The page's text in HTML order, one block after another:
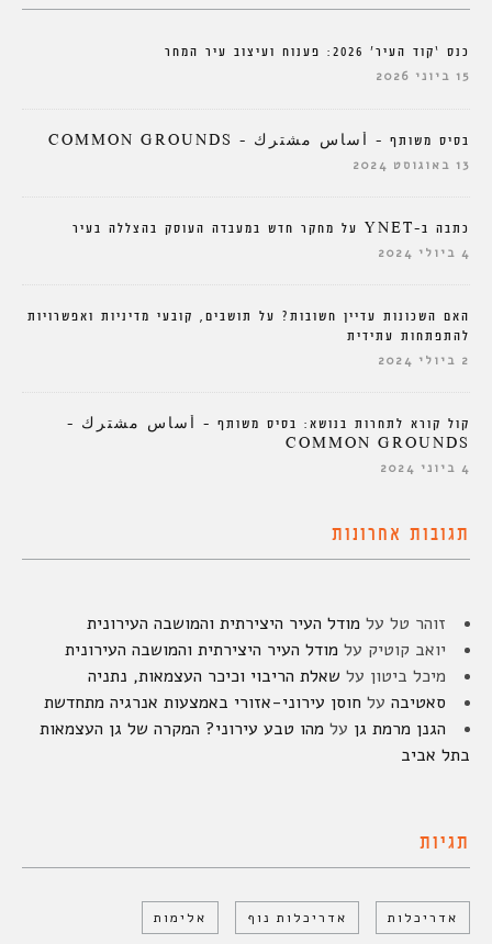
כנס ‘קוד העיר’ 2026: פענוח ועיצוב עיר המחר
15 ביוני 2026
בסיס משותף – أساس مشترك – COMMON GROUNDS
13 באוגוסט 2024
כתבה ב-YNET על מחקר חדש במעבדה העוסק בהצללה בעיר
4 ביולי 2024
האם השכונות עדיין חשובות? על תושבים, קובעי מדיניות ואפשרויות
להתפתחות עתידית
2 ביולי 2024
קול קורא לתחרות בנושא: בסיס משותף – أساس مشترك –
COMMON GROUNDS
4 ביוני 2024
תגובות אחרונות
זוהר טל על מודל העיר היצירתית והמושבה העירונית
יואב קוטיק על מודל העיר היצירתית והמושבה העירונית
מיכל ביטון על שאלת הריבוי וכיכר העצמאות, נתניה
סאטיבה על חוסן עירוני-אזורי באמצעות אנרגיה מתחדשת
הגנן מרמת גן על מהו טבע עירוני? המקרה של גן העצמאות
בתל אביב
תגיות
אדריכלות אדריכלות נוף אלימות